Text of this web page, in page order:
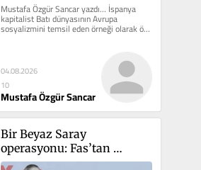
Mustafa Özgür Sancar yazdı… İspanya
kapitalist Batı dünyasının Avrupa
sosyalizmini temsil eden örneği olarak ön
plana...
04.08.2026
10
Mustafa Özgür Sancar
Bir Beyaz Saray
operasyonu: Fas’tan
İspanya’ya düzensiz göç